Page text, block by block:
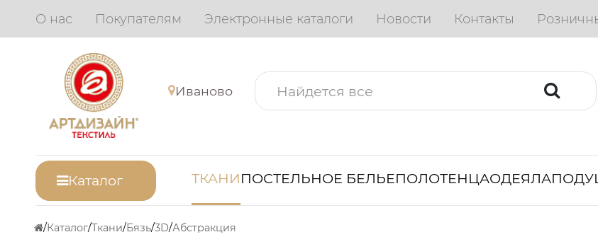
О нас Покупателям Электронные каталоги Новости Контакты
Иваново
Каталог ТКАНИПОСТЕЛЬНОЕ БЕЛЬЕПОЛОТЕНЦАОДЕЯЛА
Каталог Ткани Бязь 3D Абстракция